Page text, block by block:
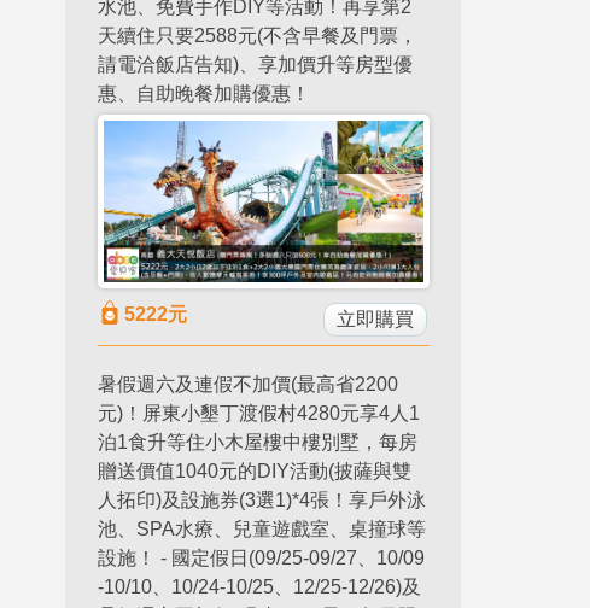
水池、免費手作DIY等活動！再享第2
天續住只要2588元(不含早餐及門票，
請電洽飯店告知)、享加價升等房型優
惠、自助晚餐加購優惠！
5222元 立即購買
暑假週六及連假不加價(最高省2200
元)！屏東小墾丁渡假村4280元享4人1
泊1食升等住小木屋樓中樓別墅，每房
贈送價值1040元的DIY活動(披薩與雙
人拓印)及設施券(3選1)*4張！享戶外泳
池、SPA水療、兒童遊戲室、桌撞球等
設施！ - 國定假日(09/25-09/27、10/09
-10/10、10/24-10/25、12/25-12/26)及